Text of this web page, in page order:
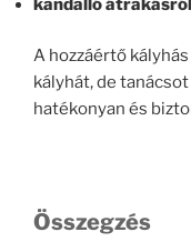
kandalló átrakásról
A hozzáértő
kályhát, de
hatékonyan és
Összegzés